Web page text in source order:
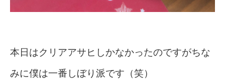
本日はクリアアサヒしかなかったのですがちな
みに僕は一番しぼり派です（笑）